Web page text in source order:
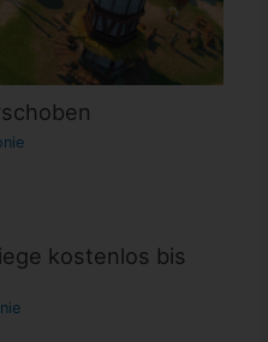
kostenlos bis